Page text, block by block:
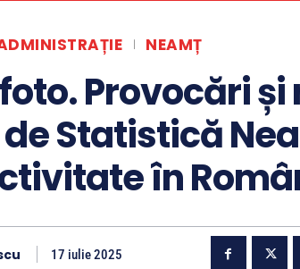
NEAMȚ
Provocări și
Statistică
în
17 iulie 2025